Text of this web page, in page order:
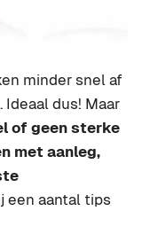
minder snel af
dus! Maar
of geen sterke
met aanleg,
een aantal tips